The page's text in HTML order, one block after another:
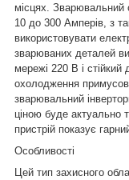
місцях. Зварювальний
10 до 300 Амперів, з
використовувати
зварюваних деталей
мережі 220 В і стійкий
охолодження
зварювальний
ціною буде актуально
пристрій показує
Особливості
Цей тип захисного